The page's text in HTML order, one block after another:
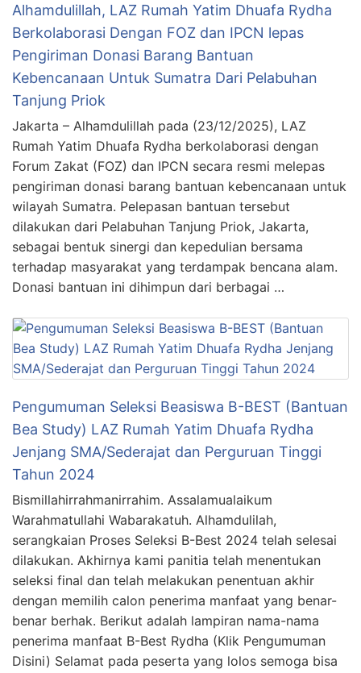
Alhamdulillah, LAZ Rumah Yatim Dhuafa Rydha
Berkolaborasi Dengan FOZ dan IPCN lepas
Pengiriman Donasi Barang Bantuan
Kebencanaan Untuk Sumatra Dari Pelabuhan
Tanjung Priok
Jakarta – Alhamdulillah pada (23/12/2025), LAZ
Rumah Yatim Dhuafa Rydha berkolaborasi dengan
Forum Zakat (FOZ) dan IPCN secara resmi melepas
pengiriman donasi barang bantuan kebencanaan untuk
wilayah Sumatra. Pelepasan bantuan tersebut
dilakukan dari Pelabuhan Tanjung Priok, Jakarta,
sebagai bentuk sinergi dan kepedulian bersama
terhadap masyarakat yang terdampak bencana alam.
Donasi bantuan ini dihimpun dari berbagai …
Pengumuman Seleksi Beasiswa B-BEST (Bantuan
Bea Study) LAZ Rumah Yatim Dhuafa Rydha
Jenjang SMA/Sederajat dan Perguruan Tinggi
Tahun 2024
Bismillahirrahmanirrahim. Assalamualaikum
Warahmatullahi Wabarakatuh. Alhamdulilah,
serangkaian Proses Seleksi B-Best 2024 telah selesai
dilakukan. Akhirnya kami panitia telah menentukan
seleksi final dan telah melakukan penentuan akhir
dengan memilih calon penerima manfaat yang benar-
benar berhak. Berikut adalah lampiran nama-nama
penerima manfaat B-Best Rydha (Klik Pengumuman
Disini) Selamat pada peserta yang lolos semoga bisa